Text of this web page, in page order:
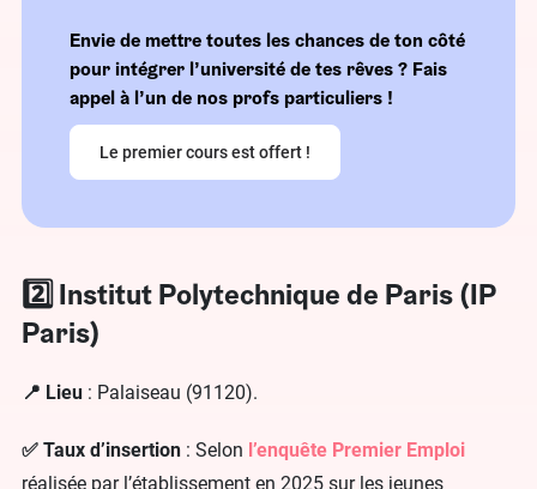
Envie de mettre toutes les chances de ton côté
pour intégrer l’université de tes rêves ? Fais
appel à l’un de nos profs particuliers !
Le premier cours est offert !
2️⃣ Institut Polytechnique de Paris (IP
Paris)
📍 Lieu : Palaiseau (91120).
✅ Taux d’insertion : Selon l’enquête Premier Emploi
réalisée par l’établissement en 2025 sur les jeunes